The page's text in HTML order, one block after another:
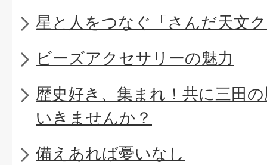
星と人をつなぐ「さんだ天文
ビーズアクセサリーの魅力
歴史好き、集まれ！共に三田
いきませんか？
備えあれば憂いなし